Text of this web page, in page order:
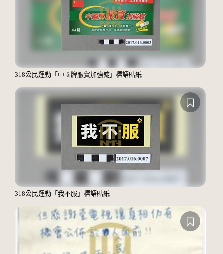
318公民運動「中國牌服貿加強錠」標語貼紙
318公民運動「我不服」標語貼紙